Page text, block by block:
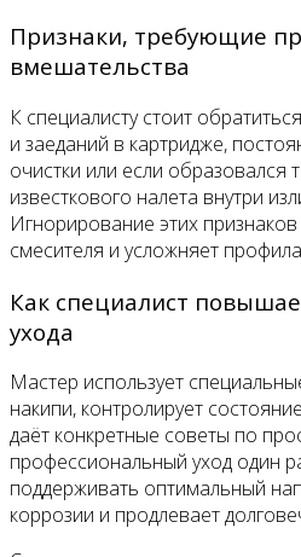
Признаки, требующие
вмешательства
К специалисту стоит
и заеданий в картридже,
очистки или если образовался
известкового налета внутри
Игнорирование этих
смесителя и усложняет
Как специалист
ухода
Мастер использует
накипи, контролирует
даёт конкретные советы по
профессиональный уход один
поддерживать оптимальный
коррозии и продлевает